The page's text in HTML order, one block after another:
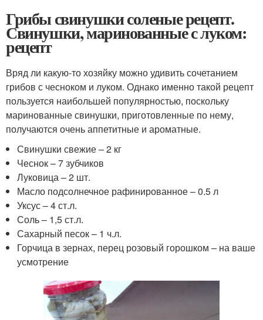
Грибы свинушки соленые рецепт.
Свинушки, маринованные с луком:
рецепт
Вряд ли какую-то хозяйку можно удивить сочетанием
грибов с чесноком и луком. Однако именно такой рецепт
пользуется наибольшей популярностью, поскольку
маринованные свинушки, приготовленные по нему,
получаются очень аппетитные и ароматные.
Свинушки свежие – 2 кг
Чеснок – 7 зубчиков
Луковица – 2 шт.
Масло подсолнечное рафинированное – 0.5 л
Уксус – 4 ст.л.
Соль – 1,5 ст.л.
Сахарный песок – 1 ч.л.
Горчица в зернах, перец розовый горошком – на ваше
усмотрение